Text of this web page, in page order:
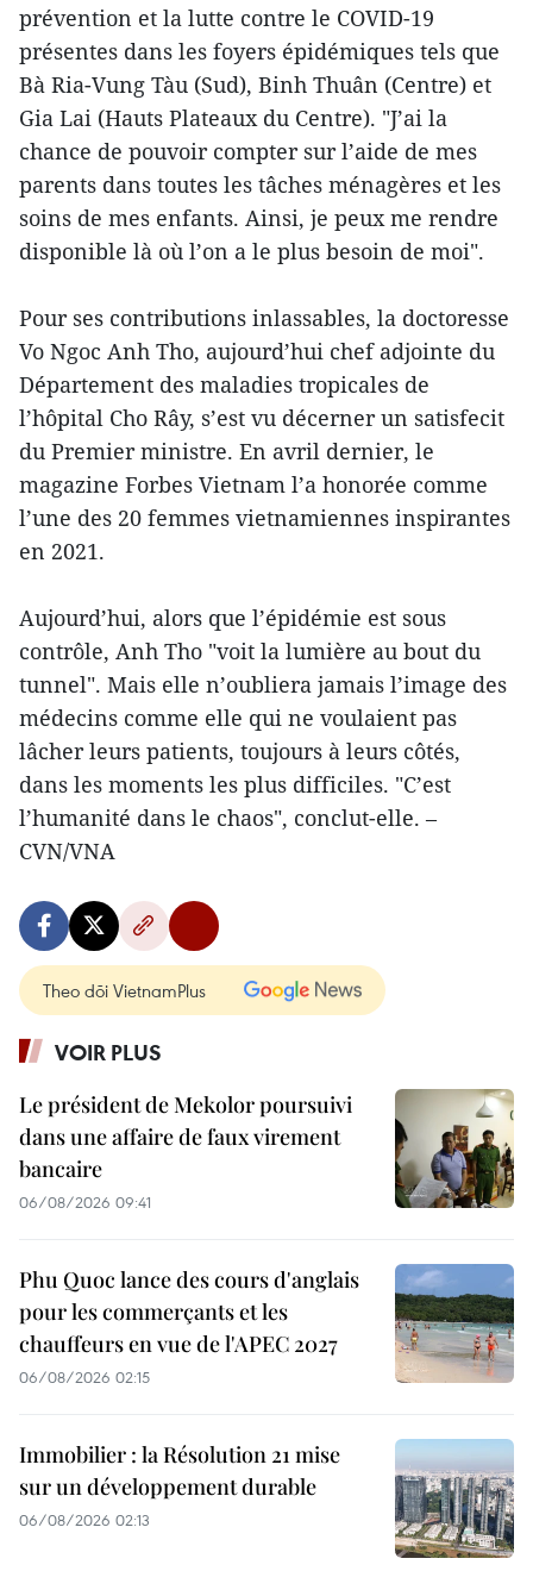
prévention et la lutte contre le COVID-19
présentes dans les foyers épidémiques tels que
Bà Ria-Vung Tàu (Sud), Binh Thuân (Centre) et
Gia Lai (Hauts Plateaux du Centre). "J’ai la
chance de pouvoir compter sur l’aide de mes
parents dans toutes les tâches ménagères et les
soins de mes enfants. Ainsi, je peux me rendre
disponible là où l’on a le plus besoin de moi".
Pour ses contributions inlassables, la doctoresse
Vo Ngoc Anh Tho, aujourd’hui chef adjointe du
Département des maladies tropicales de
l’hôpital Cho Rây, s’est vu décerner un satisfecit
du Premier ministre. En avril dernier, le
magazine Forbes Vietnam l’a honorée comme
l’une des 20 femmes vietnamiennes inspirantes
en 2021.
Aujourd’hui, alors que l’épidémie est sous
contrôle, Anh Tho "voit la lumière au bout du
tunnel". Mais elle n’oubliera jamais l’image des
médecins comme elle qui ne voulaient pas
lâcher leurs patients, toujours à leurs côtés,
dans les moments les plus difficiles. "C’est
l’humanité dans le chaos", conclut-elle. –
CVN/VNA
Theo dõi VietnamPlus
VOIR PLUS
Le président de Mekolor poursuivi
dans une affaire de faux virement
bancaire
06/08/2026 09:41
Phu Quoc lance des cours d'anglais
pour les commerçants et les
chauffeurs en vue de l'APEC 2027
06/08/2026 02:15
Immobilier : la Résolution 21 mise
sur un développement durable
06/08/2026 02:13